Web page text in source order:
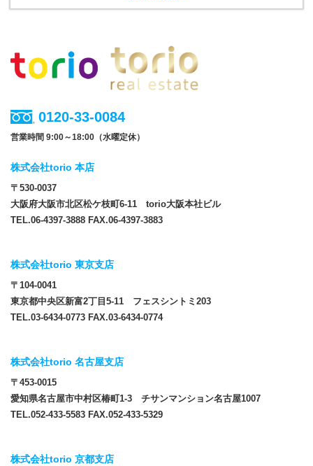
0120-33-0084
営業時間 9:00～18:00（水曜定休）
株式会社torio 本店
〒530-0037
大阪府大阪市北区松ケ枝町6-11 torio大阪本社ビル
TEL.06-4397-3888 FAX.06-4397-3883
株式会社torio 東京支店
〒104-0041
東京都中央区新富2丁目5-11 フェスシントミ203
TEL.03-6434-0773 FAX.03-6434-0774
株式会社torio 名古屋支店
〒453-0015
愛知県名古屋市中村区椿町1-3 チサンマンション名古屋1007
TEL.052-433-5583 FAX.052-433-5329
株式会社torio 京都支店